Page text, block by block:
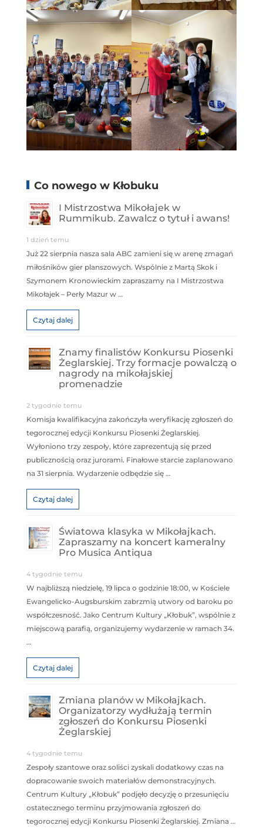
Co nowego w Kłobuku
I Mistrzostwa Mikołajek w
Rummikub. Zawalcz o tytuł i awans!
1 dzień temu
Już 22 sierpnia nasza sala ABC zamieni się w arenę zmagań
miłośników gier planszowych. Wspólnie z Martą Skok i
Szymonem Kronowieckim zapraszamy na I Mistrzostwa
Mikołajek – Perły Mazur w …
Czytaj dalej
Znamy finalistów Konkursu Piosenki
Żeglarskiej. Trzy formacje powalczą o
nagrody na mikołajskiej
promenadzie
2 tygodnie temu
Komisja kwalifikacyjna zakończyła weryfikację zgłoszeń do
tegorocznej edycji Konkursu Piosenki Żeglarskiej.
Wyłoniono trzy zespoły, które zaprezentują się przed
publicznością oraz jurorami. Finałowe starcie zaplanowano
na 31 sierpnia. Wydarzenie odbędzie się …
Czytaj dalej
Światowa klasyka w Mikołajkach.
Zapraszamy na koncert kameralny
Pro Musica Antiqua
4 tygodnie temu
W najbliższą niedzielę, 19 lipca o godzinie 18:00, w Kościele
Ewangelicko-Augsburskim zabrzmią utwory od baroku po
współczesność. Jako Centrum Kultury „Kłobuk”, wspólnie z
miejscową parafią, organizujemy wydarzenie w ramach 34.
…
Czytaj dalej
Zmiana planów w Mikołajkach.
Organizatorzy wydłużają termin
zgłoszeń do Konkursu Piosenki
Żeglarskiej
4 tygodnie temu
Zespoły szantowe oraz soliści zyskali dodatkowy czas na
dopracowanie swoich materiałów demonstracyjnych.
Centrum Kultury „Kłobuk” podjęło decyzję o przesunięciu
ostatecznego terminu przyjmowania zgłoszeń do
tegorocznej edycji Konkursu Piosenki Żeglarskiej. Zmiana …